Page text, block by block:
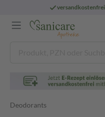
versandkostenfrei
Deodorants